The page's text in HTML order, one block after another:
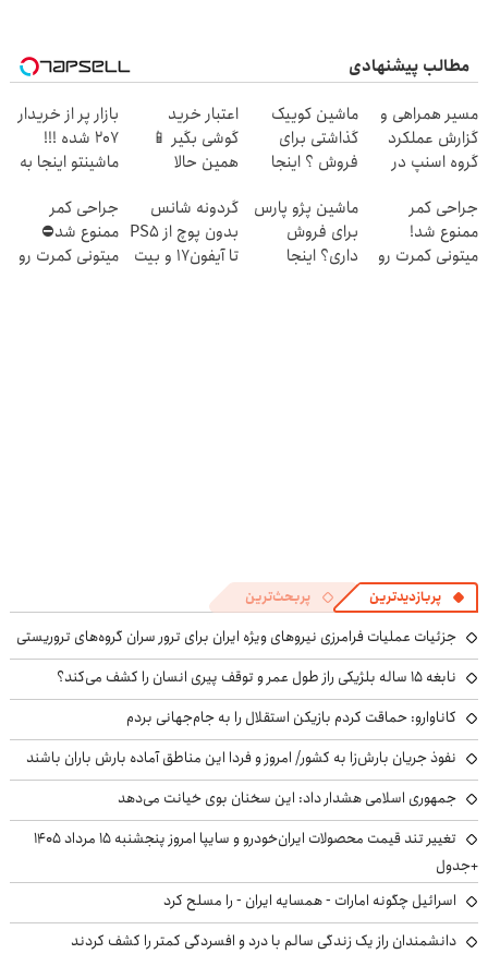
مطالب پیشنهادی
مسیر همراهی و
گزارش عملکرد
گروه اسنپ در
ماشین کوییک
گذاشتی برای
فروش ؟ اینجا
بفروش
اعتبار خرید
گوشی بگیر 📱
همین حالا
بده 🎯
بازار پر از خریدار
207 شده !!!
ماشینتو اینجا به
جراحی کمر
ممنوع شد!
میتونی کمرت رو
ماشین پژو پارس
برای فروش
داری؟ اینجا
گردونه شانس
بدون پوچ از PS5
تا آیفون17 و بیت
جراحی کمر
ممنوع شد⛔
میتونی کمرت رو
پربازدیدترین پربحث‌ترین
جزئیات عملیات فرامرزی نیروهای ویژه ایران برای ترور سران گروه‌های تروریستی
نابغه ۱۵ ساله بلژیکی راز طول عمر و توقف پیری انسان را کشف می‌کند؟
کاناوارو: حماقت کردم بازیکن استقلال را به جام‌جهانی بردم
نفوذ جریان بارش‌زا به کشور/ امروز و فردا این مناطق آماده بارش باران باشند
جمهوری اسلامی هشدار داد: این سخنان بوی خیانت می‌دهد
تغییر تند قیمت محصولات ایران‌خودرو و سایپا امروز پنجشنبه ۱۵ مرداد ۱۴۰۵
+جدول
اسرائیل چگونه امارات - همسایه ایران - را مسلح کرد
دانشمندان راز یک زندگی سالم با درد و افسردگی کمتر را کشف کردند